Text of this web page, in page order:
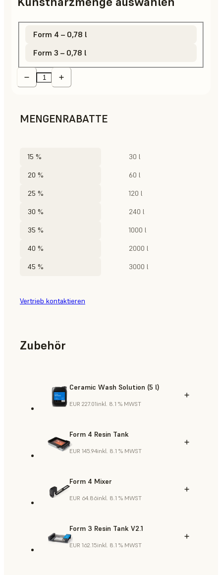
Form 4 – 0,78 l
Form 3 – 0,78 l
MENGENRABATTE
15 % 30 l
20 % 60 l
25 % 120 l
30 % 240 l
35 % 1000 l
40 % 2000 l
45 % 3000 l
Vertrieb kontaktieren
Zubehör
Ceramic Wash Solution (5 l)
EUR 227.01inkl. 8.1 % MWST
Form 4 Resin Tank
EUR 145.94inkl. 8.1 % MWST
Form 4 Mixer
EUR 64.86inkl. 8.1 % MWST
Form 3 Resin Tank V2.1
EUR 162.15inkl. 8.1 % MWST